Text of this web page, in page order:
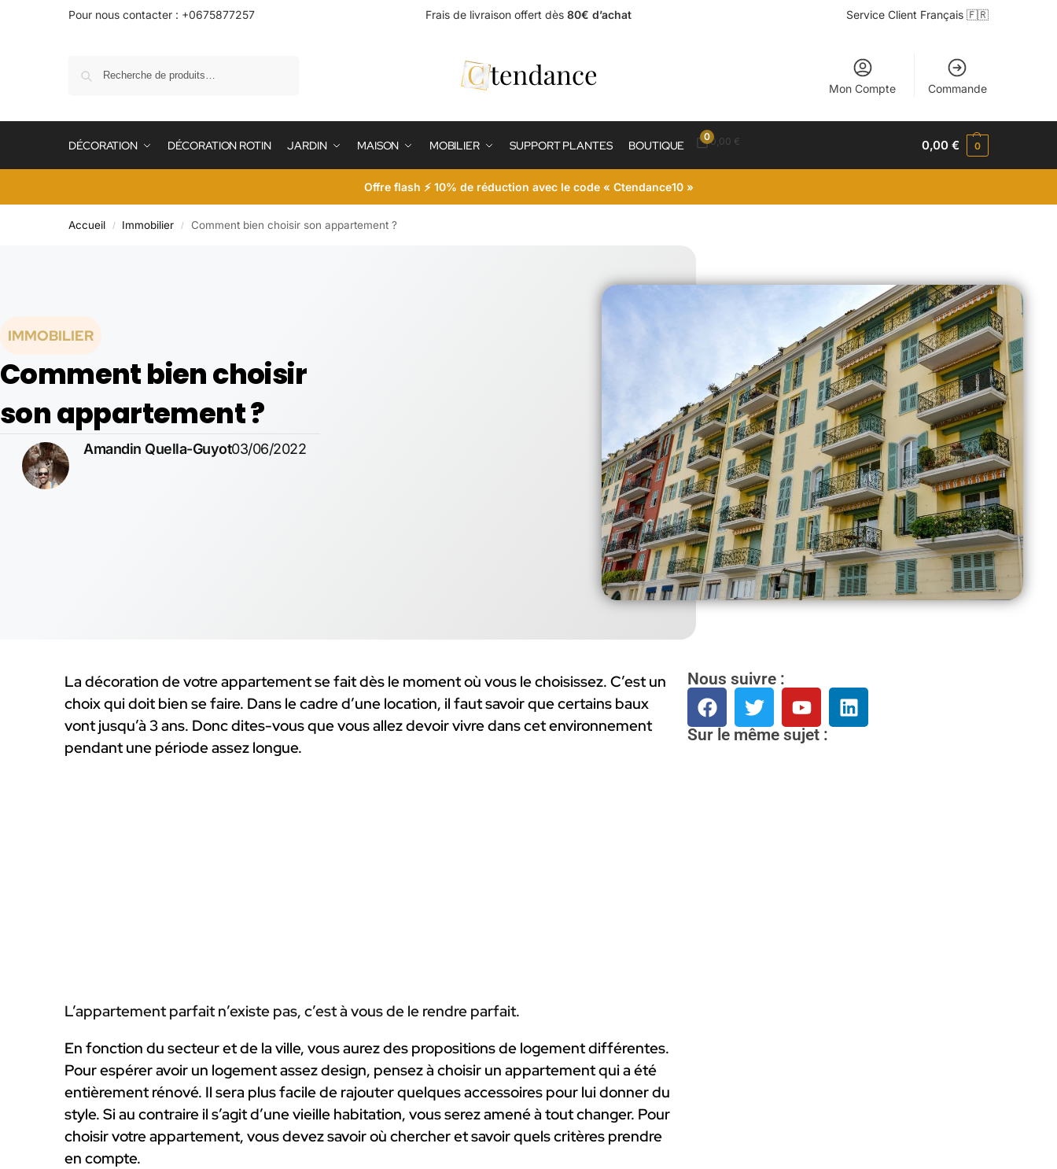
Pour nous contacter : +0675877257 Frais de livraison offert dès 80€ d’achat Service Client Français 🇫🇷
Mon Compte Commande
DÉCORATION DÉCORATION ROTIN JARDIN MAISON MOBILIER SUPPORT PLANTES BOUTIQUE
00,00 € 0,00€ 0
Offre flash ⚡ 10% de réduction avec le code « Ctendance10 »
Accueil / Immobilier / Comment bien choisir son appartement ?
IMMOBILIER
Comment bien choisir
son appartement ?
Amandin Quella-Guyot03/06/2022
La décoration de votre appartement se fait dès le moment où vous le choisissez. C’est un
choix qui doit bien se faire. Dans le cadre d’une location, il faut savoir que certains baux
vont jusqu’à 3 ans. Donc dites-vous que vous allez devoir vivre dans cet environnement
pendant une période assez longue.
L’appartement parfait n’existe pas, c’est à vous de le rendre parfait.
En fonction du secteur et de la ville, vous aurez des propositions de logement différentes.
Pour espérer avoir un logement assez design, pensez à choisir un appartement qui a été
entièrement rénové. Il sera plus facile de rajouter quelques accessoires pour lui donner du
style. Si au contraire il s’agit d’une vieille habitation, vous serez amené à tout changer. Pour
choisir votre appartement, vous devez savoir où chercher et savoir quels critères prendre
en compte.
Nous suivre :
Sur le même sujet :